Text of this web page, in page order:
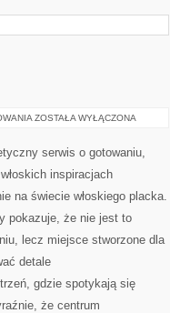
DANIA
ZOSTAŁA WYŁĄCZONA
serwis o gotowaniu,
inspiracjach
na świecie włoskiego placka.
pokazuje, że nie jest to
lecz miejsce stworzone dla
detale
gdzie spotykają się
że centrum